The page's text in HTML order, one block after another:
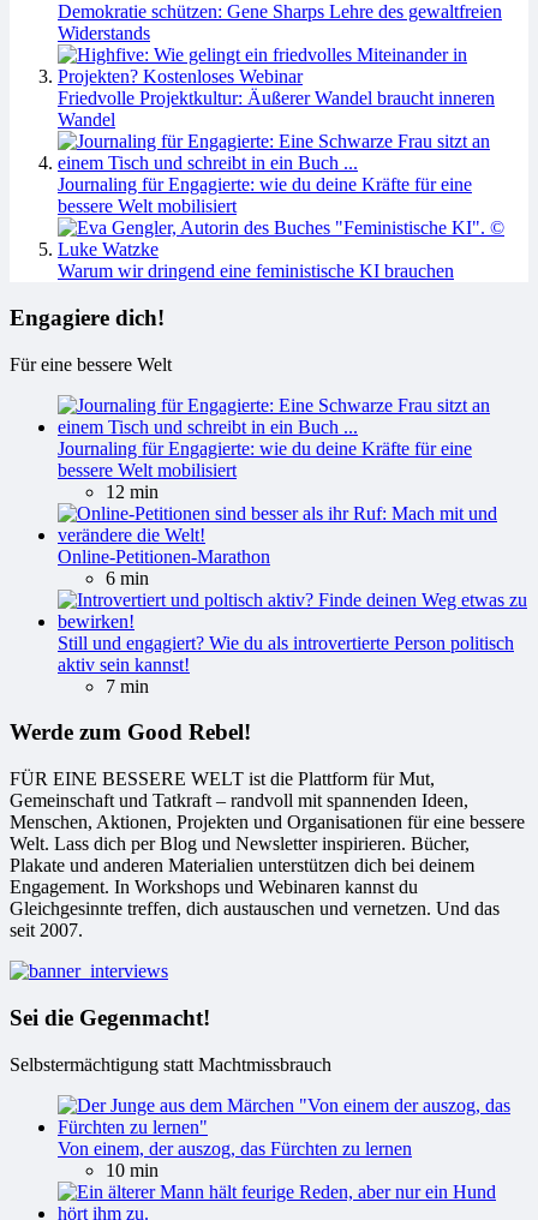
Demokratie schützen: Gene Sharps Lehre des gewaltfreien
Widerstands
Friedvolle Projektkultur: Äußerer Wandel braucht inneren
Wandel
Journaling für Engagierte: wie du deine Kräfte für eine
bessere Welt mobilisiert
Warum wir dringend eine feministische KI brauchen
Engagiere dich!
Für eine bessere Welt
Journaling für Engagierte: wie du deine Kräfte für eine
bessere Welt mobilisiert
12 min
Online-Petitionen-Marathon
6 min
Still und engagiert? Wie du als introvertierte Person politisch
aktiv sein kannst!
7 min
Werde zum Good Rebel!
FÜR EINE BESSERE WELT ist die Plattform für Mut,
Gemeinschaft und Tatkraft – randvoll mit spannenden Ideen,
Menschen, Aktionen, Projekten und Organisationen für eine bessere
Welt. Lass dich per Blog und Newsletter inspirieren. Bücher,
Plakate und anderen Materialien unterstützen dich bei deinem
Engagement. In Workshops und Webinaren kannst du
Gleichgesinnte treffen, dich austauschen und vernetzen. Und das
seit 2007.
Sei die Gegenmacht!
Selbstermächtigung statt Machtmissbrauch
Von einem, der auszog, das Fürchten zu lernen
10 min